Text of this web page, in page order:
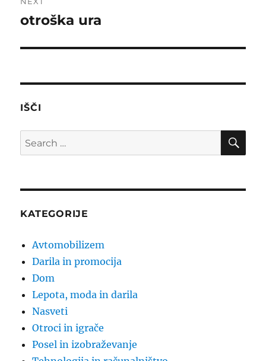
Next
otroška ura
IŠČI
Search
for:
KATEGORIJE
Avtomobilizem
Darila in promocija
Dom
Lepota, moda in darila
Nasveti
Otroci in igrače
Posel in izobraževanje